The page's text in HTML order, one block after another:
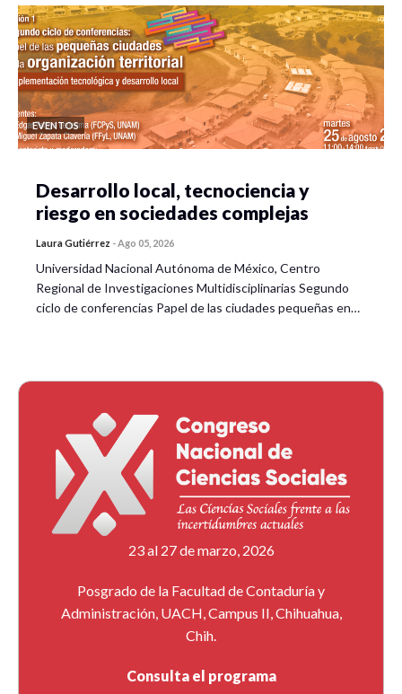
EVENTOS
Desarrollo local, tecnociencia y
riesgo en sociedades complejas
Laura Gutiérrez -Ago 05, 2026
Universidad Nacional Autónoma de México, Centro
Regional de Investigaciones Multidisciplinarias Segundo
ciclo de conferencias Papel de las ciudades pequeñas en…
23 al 27 de marzo, 2026
Posgrado de la Facultad de Contaduría y
Administración, UACH, Campus II, Chihuahua,
Chih.
Consulta el programa